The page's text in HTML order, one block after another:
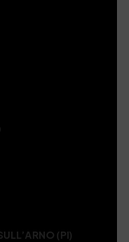
(PI)